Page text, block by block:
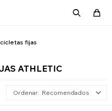
fijas
ATHLETIC
Recomendados